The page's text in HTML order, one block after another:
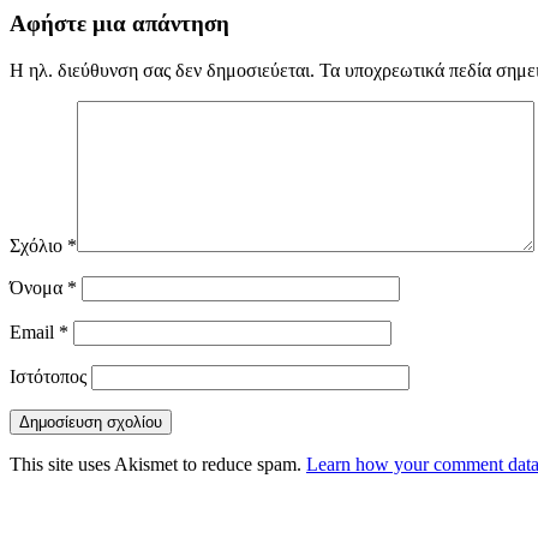
Αφήστε μια απάντηση
Η ηλ. διεύθυνση σας δεν δημοσιεύεται. Τα υποχρεωτικά πεδία
Σχόλιο *
Όνομα *
Email *
Ιστότοπος
This site uses Akismet to reduce spam. Learn how your comment